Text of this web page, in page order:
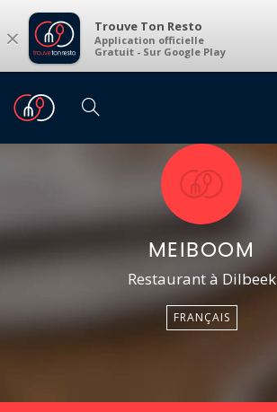
× Trouve Ton Resto
Application officielle
Gratuit - Sur Google Play
MEIBOOM
Restaurant à Dilbeek
FRANÇAIS